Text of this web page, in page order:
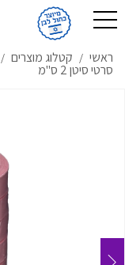
ראשי / קטלוג מוצרים /
סרטי סיטן 2 ס"מ